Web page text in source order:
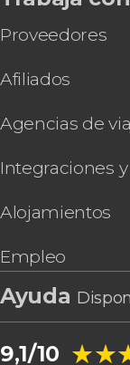
Proveedores
Afiliados
Agencias de
Integraciones y
Alojamientos
Empleo
Ayuda
9,1/10